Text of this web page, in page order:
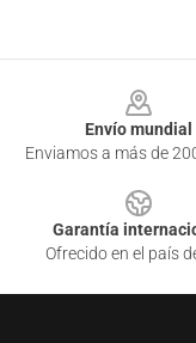
Envío mundial
Enviamos a más de
Garantía
Ofrecido en el país